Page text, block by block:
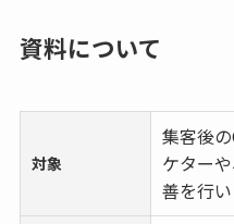
資料について
対象
集客後
ケター
善を行